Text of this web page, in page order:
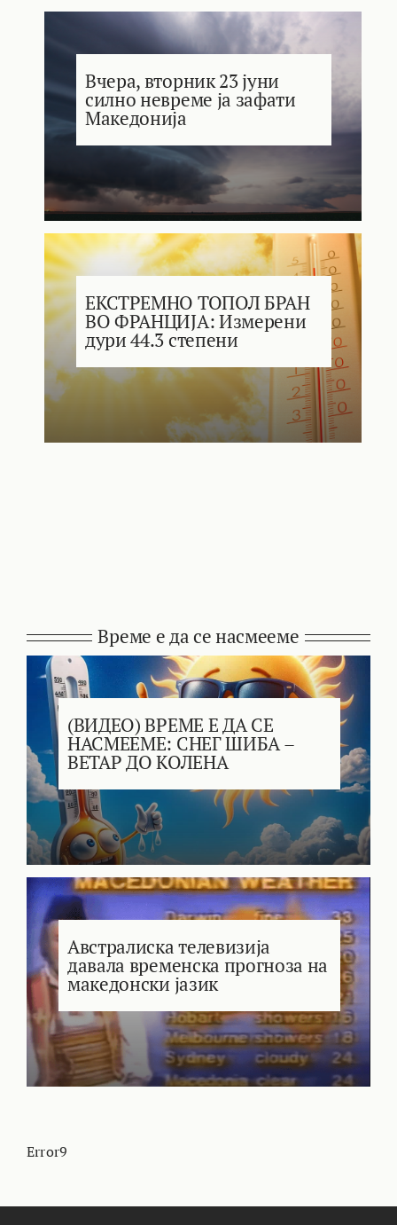
Вчера, вторник 23 јуни
силно невреме ја зафати
Македонија
ЕКСТРЕМНО ТОПОЛ БРАН
ВО ФРАНЦИЈА: Измерени
дури 44.3 степени
Време е да се насмееме
(ВИДЕО) ВРЕМЕ Е ДА СЕ
НАСМЕЕМЕ: СНЕГ ШИБА –
ВЕТАР ДО КОЛЕНА
Австралиска телевизија
давала временска прогноза на
македонски јазик
Error9